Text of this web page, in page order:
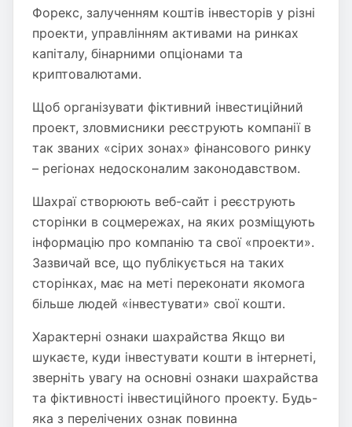
Форекс, залученням коштів інвесторів у різні
проекти, управлінням активами на ринках
капіталу, бінарними опціонами та
криптовалютами.
Щоб організувати фіктивний інвестиційний
проект, зловмисники реєструють компанії в
так званих «сірих зонах» фінансового ринку
– регіонах недосконалим законодавством.
Шахраї створюють веб-сайт і реєструють
сторінки в соцмережах, на яких розміщують
інформацію про компанію та свої «проекти».
Зазвичай все, що публікується на таких
сторінках, має на меті переконати якомога
більше людей «інвестувати» свої кошти.
Характерні ознаки шахрайства Якщо ви
шукаєте, куди інвестувати кошти в інтернеті,
зверніть увагу на основні ознаки шахрайства
та фіктивності інвестиційного проекту. Будь-
яка з перелічених ознак повинна